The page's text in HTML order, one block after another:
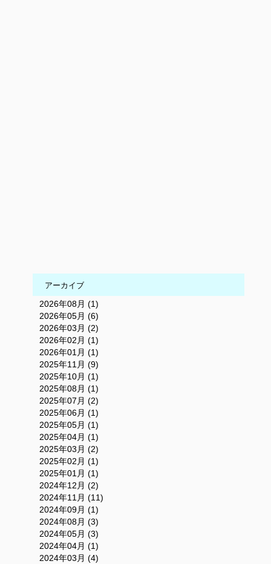
アーカイブ
2026年08月 (1)
2026年05月 (6)
2026年03月 (2)
2026年02月 (1)
2026年01月 (1)
2025年11月 (9)
2025年10月 (1)
2025年08月 (1)
2025年07月 (2)
2025年06月 (1)
2025年05月 (1)
2025年04月 (1)
2025年03月 (2)
2025年02月 (1)
2025年01月 (1)
2024年12月 (2)
2024年11月 (11)
2024年09月 (1)
2024年08月 (3)
2024年05月 (3)
2024年04月 (1)
2024年03月 (4)